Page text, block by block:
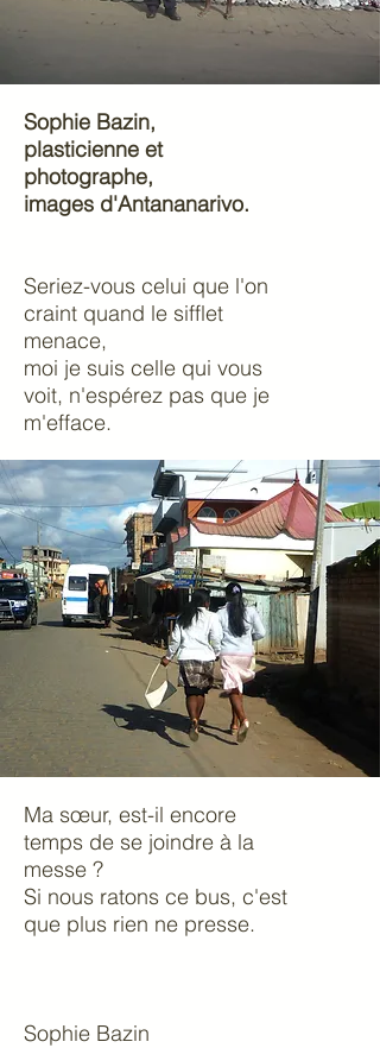
Sophie Bazin,
plasticienne et
photographe,
images d'Antananarivo.
Seriez-vous celui que l'on
craint quand le sifflet
menace,
moi je suis celle qui vous
voit, n'espérez pas que je
m'efface.
Ma sœur, est-il encore
temps de se joindre à la
messe ?
Si nous ratons ce bus, c'est
que plus rien ne presse.
Sophie Bazin